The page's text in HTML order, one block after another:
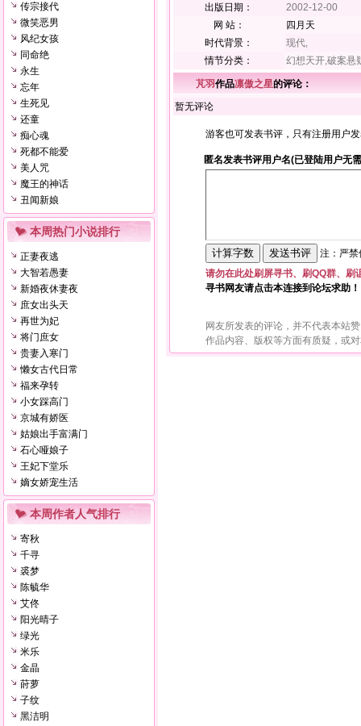
传宗接代
微笑恶男
风纪女孩
同命绝
永生
忘年
生死见
还童
痴心魂
死都不能爱
美人咒
魔王的神话
丑闻新娘
本周热门小说排行
正妻夜逃
大智若愚妻
新婚夜休妻夜
庶女出头天
再世为妃
将门庶女
贵妻入寒门
懒女古代日常
福来孕转
小女踩高门
京城有娇医
姑娘出手富满门
石心哑娘子
王妃下堂乐
嫡女娇宠生活
本周作者人气排行
寄秋
千寻
裘梦
陈毓华
艾佟
阳光晴子
绿光
米乐
金晶
莳萝
子纹
黑洁明
出版日期：
2002-12-00
网 站：
四月天
时代背景：
现代,
情节分类：
幻想天开,破案悬
芃羽作品凛傲之星的评论：
暂无评论
游客也可发表书评，只有注册用户
匿名发表书评用户名(已登陆用户无
注：严
请勿在此处刷屏寻书、刷QQ群、刷
寻书网友请点击本连接到论坛求助！
网友所发表的评论，并不代表本站
作品内容、版权等方面有质疑，或